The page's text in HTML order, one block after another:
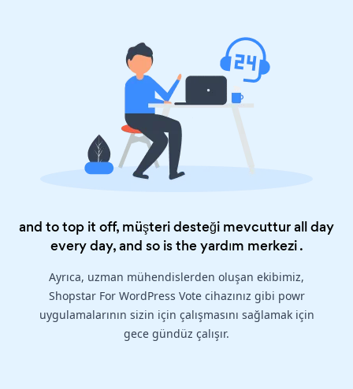
and to top it off, müşteri desteği mevcuttur all day
every day, and so is theyardım merkezi.
Ayrıca, uzman mühendislerden oluşan ekibimiz,
Shopstar For WordPress Vote cihazınız gibi powr
uygulamalarının sizin için çalışmasını sağlamak için
gece gündüz çalışır.